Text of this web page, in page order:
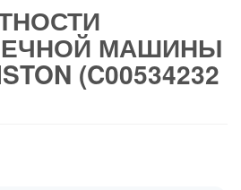
МАШИНЫ
(C00534232